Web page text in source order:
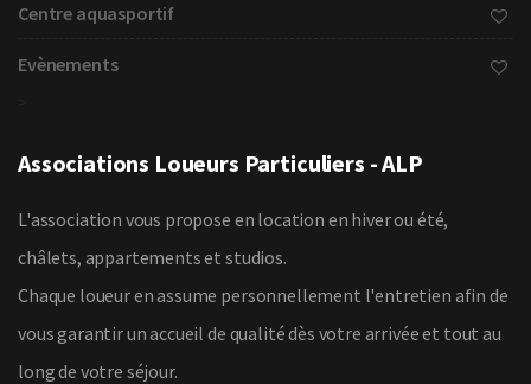
Centre aquasportif
Evènements
Associations Loueurs Particuliers - ALP
L'association vous propose en location en hiver ou été,
châlets, appartements et studios.
Chaque loueur en assume personnellement l'entretien afin de
vous garantir un accueil de qualité dès votre arrivée et tout au
long de votre séjour.